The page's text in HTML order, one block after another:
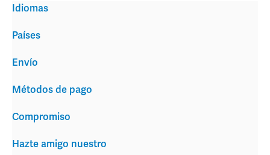
Envío
Métodos de pago
Compromiso
Hazte amigo nuestro
Idiomas
Países